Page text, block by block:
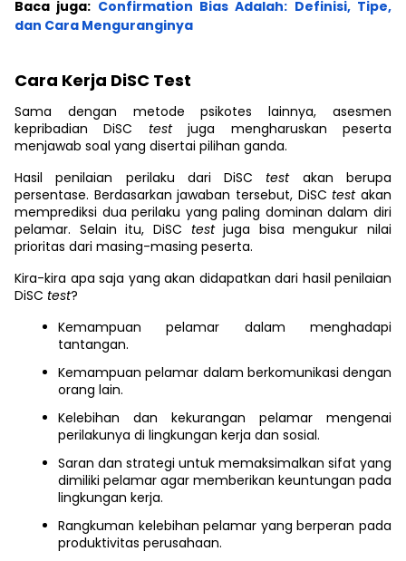
Baca juga: Confirmation Bias Adalah: Definisi, Tipe,
dan Cara Menguranginya
Cara Kerja DiSC Test
Sama dengan metode psikotes lainnya, asesmen
kepribadian DiSC testjuga mengharuskan peserta
menjawab soal yang disertai pilihan ganda.
Hasil penilaian perilaku dari DiSC test akan berupa
persentase. Berdasarkan jawaban tersebut, DiSC testakan
memprediksi dua perilaku yang paling dominan dalam diri
pelamar. Selain itu, DiSC testjuga bisa mengukur nilai
prioritas dari masing-masing peserta.
Kira-kira apa saja yang akan didapatkan dari hasil penilaian
DiSC test?
Kemampuan pelamar dalam menghadapi
tantangan.
Kemampuan pelamar dalam berkomunikasi dengan
orang lain.
Kelebihan dan kekurangan pelamar mengenai
perilakunya di lingkungan kerja dan sosial.
Saran dan strategi untuk memaksimalkan sifat yang
dimiliki pelamar agar memberikan keuntungan pada
lingkungan kerja.
Rangkuman kelebihan pelamar yang berperan pada
produktivitas perusahaan.